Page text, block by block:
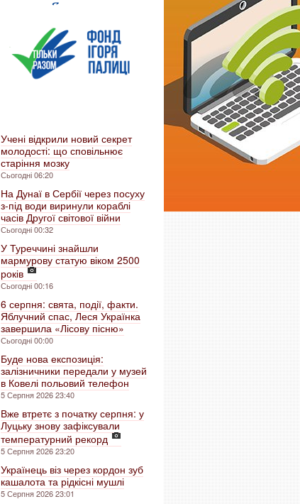
Учені відкрили новий секрет
молодості: що сповільнює
старіння мозку
Сьогодні 06:20
На Дунаї в Сербії через посуху
з-під води виринули кораблі
часів Другої світової війни
Сьогодні 00:32
У Туреччині знайшли
мармурову статую віком 2500
років
Сьогодні 00:16
6 серпня: свята, події, факти.
Яблучний спас, Леся Українка
завершила «Лісову пісню»
Сьогодні 00:00
Буде нова експозиція:
залізничники передали у музей
в Ковелі польовий телефон
5 Серпня 2026 23:40
Вже втретє з початку серпня: у
Луцьку знову зафіксували
температурний рекорд
5 Серпня 2026 23:20
Українець віз через кордон зуб
кашалота та рідкісні мушлі
5 Серпня 2026 23:01